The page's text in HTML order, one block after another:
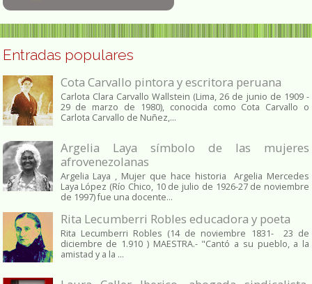
Entradas populares
Cota Carvallo pintora y escritora peruana
Carlota Clara Carvallo Wallstein (Lima, 26 de junio de 1909 -
29 de marzo de 1980), conocida como Cota Carvallo o
Carlota Carvallo de Nuñez,...
Argelia Laya símbolo de las mujeres
afrovenezolanas
Argelia Laya , Mujer que hace historia Argelia Mercedes
Laya López (Río Chico, 10 de julio de 1926-27 de noviembre
de 1997) fue una docente...
Rita Lecumberri Robles educadora y poeta
Rita Lecumberri Robles (14 de noviembre 1831- 23 de
diciembre de 1.910 ) MAESTRA.- "Cantó a su pueblo, a la
amistad y a la ...